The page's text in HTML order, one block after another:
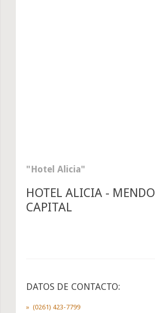
Hotel Alicia
HOTEL ALICIA -
CAPITAL
DATOS DE CONTACTO:
(0261) 423-7799